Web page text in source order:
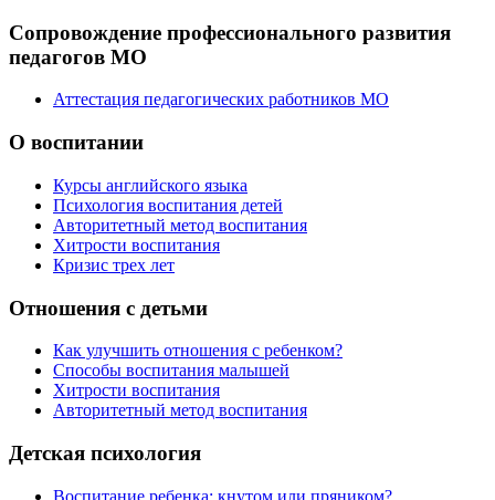
Сопровождение профессионального развития
педагогов МО
Аттестация педагогических работников МО
О воспитании
Курсы английского языка
Психология воспитания детей
Авторитетный метод воспитания
Хитрости воспитания
Кризис трех лет
Отношения с детьми
Как улучшить отношения с ребенком?
Способы воспитания малышей
Хитрости воспитания
Авторитетный метод воспитания
Детская психология
Воспитание ребенка: кнутом или пряником?